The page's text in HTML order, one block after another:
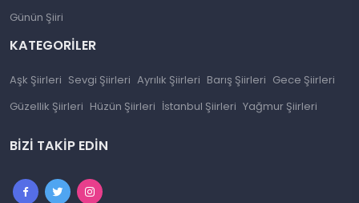
Günün Şiiri
KATEGORILER
Aşk Şiirleri Sevgi Şiirleri Ayrılık Şiirleri Barış Şiirleri Gece Şiirleri
Güzellik Şiirleri Hüzün Şiirleri İstanbul Şiirleri Yağmur Şiirleri
BIZI TAKIP EDIN